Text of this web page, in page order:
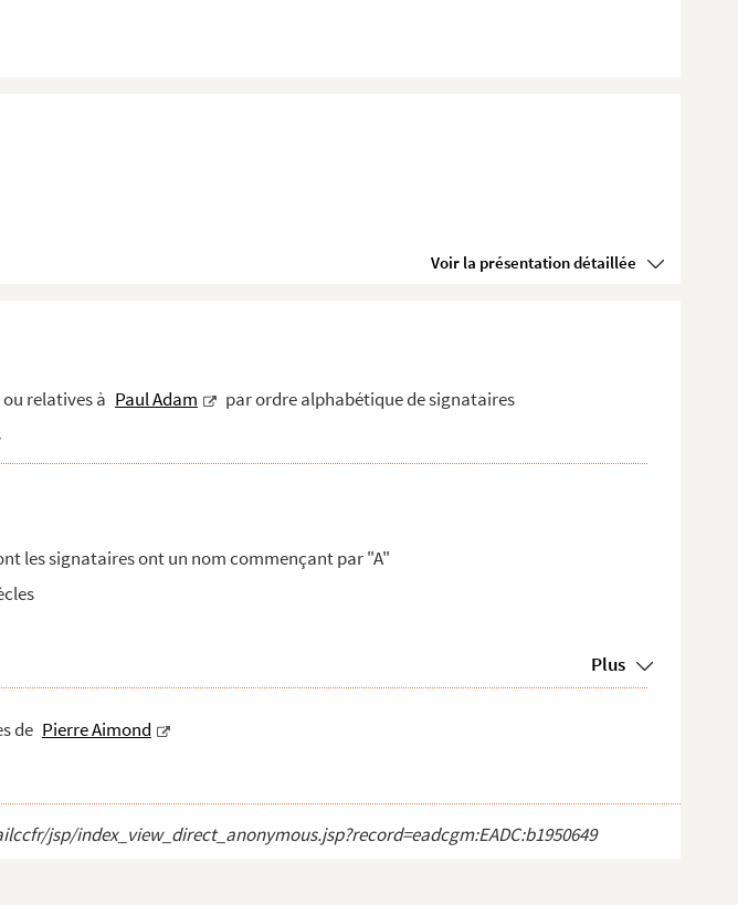
Voir la présentation détaillée
relatives à Paul Adam
par ordre alphabétique de signataires
les signataires ont un nom commençant par "A"
Plus
de Pierre Aimond
jsp/index_view_direct_anonymous.jsp?record=eadcgm:EADC:b1950649